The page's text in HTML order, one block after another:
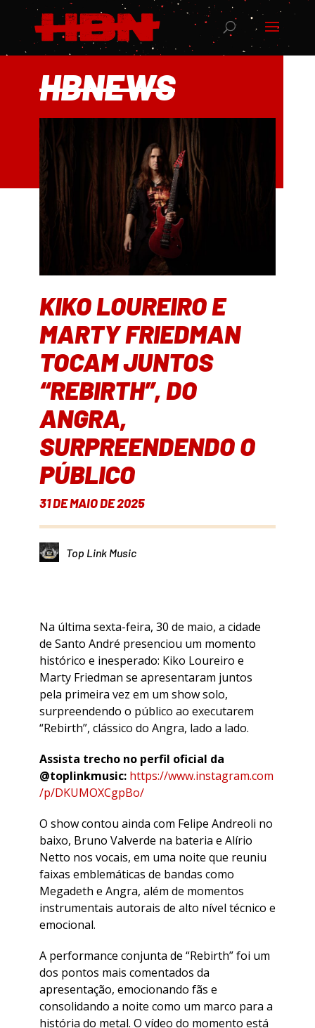
HBNEWS
KIKO LOUREIRO E
MARTY FRIEDMAN
TOCAM JUNTOS
“REBIRTH”, DO
ANGRA,
SURPREENDENDO O
PÚBLICO
31 DE MAIO DE 2025
Top Link Music
Na última sexta-feira, 30 de maio, a cidade
de Santo André presenciou um momento
histórico e inesperado: Kiko Loureiro e
Marty Friedman se apresentaram juntos
pela primeira vez em um show solo,
surpreendendo o público ao executarem
“Rebirth”, clássico do Angra, lado a lado.
Assista trecho no perfil oficial da
@toplinkmusic: https://www.instagram.com
/p/DKUMOXCgpBo/
O show contou ainda com Felipe Andreoli no
baixo, Bruno Valverde na bateria e Alírio
Netto nos vocais, em uma noite que reuniu
faixas emblemáticas de bandas como
Megadeth e Angra, além de momentos
instrumentais autorais de alto nível técnico e
emocional.
A performance conjunta de “Rebirth” foi um
dos pontos mais comentados da
apresentação, emocionando fãs e
consolidando a noite como um marco para a
história do metal. O vídeo do momento está